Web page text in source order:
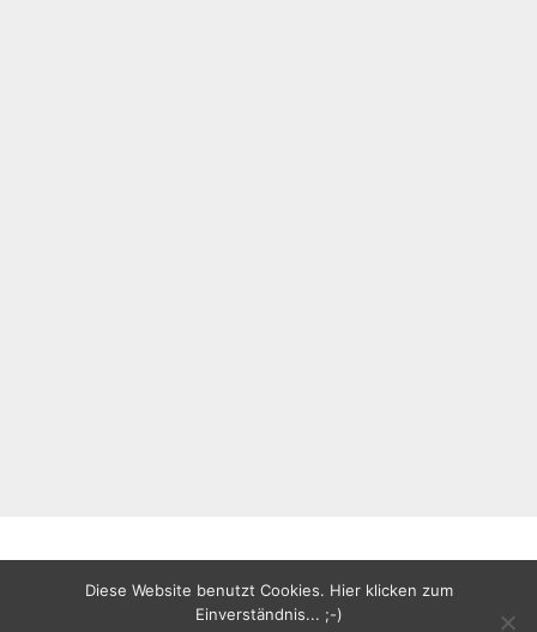
All rights reserved
Copyright ©2020
Diese Website benutzt Cookies. Hier klicken zum
Einverständnis... ;-)